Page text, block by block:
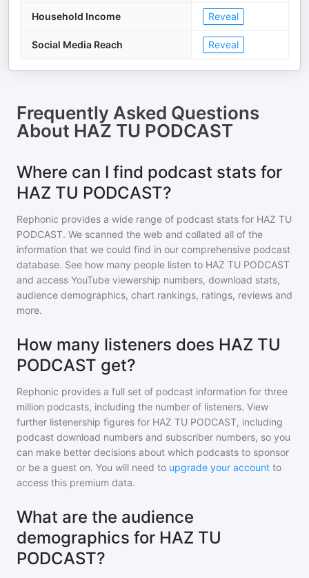
Household Income Reveal
Social Media Reach Reveal
Frequently Asked Questions
About HAZ TU PODCAST
Where can I find podcast stats for
HAZ TU PODCAST?
Rephonic provides a wide range of podcast stats for HAZ TU
PODCAST. We scanned the web and collated all of the
information that we could find in our comprehensive podcast
database. See how many people listen to HAZ TU PODCAST
and access YouTube viewership numbers, download stats,
audience demographics, chart rankings, ratings, reviews and
more.
How many listeners does HAZ TU
PODCAST get?
Rephonic provides a full set of podcast information for three
million podcasts, including the number of listeners. View
further listenership figures for HAZ TU PODCAST, including
podcast download numbers and subscriber numbers, so you
can make better decisions about which podcasts to sponsor
or be a guest on. You will need to upgrade your account to
access this premium data.
What are the audience
demographics for HAZ TU
PODCAST?